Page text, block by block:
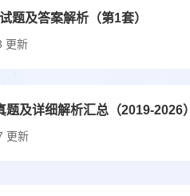
题及答案解析（第1套）
更新
及详细解析汇总（2019-2026）
更新